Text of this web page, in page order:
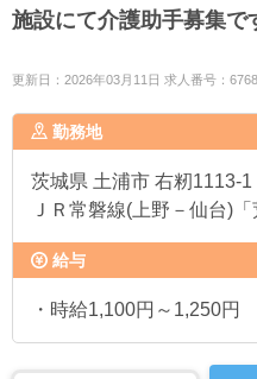
施設にて介護助手募集で
更新日：2026年03月11日 求人番号：
勤務地
茨城県 土浦市 右籾1113-1
ＪＲ常磐線(上野－仙台)
給与
・時給1,100円～1,250円